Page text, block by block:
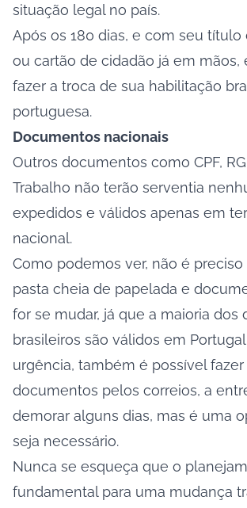
situação legal no país.
Após os 180 dias, e com seu título
ou cartão de cidadão já em mãos,
fazer a troca de sua habilitação
portuguesa.
Documentos nacionais
Outros documentos como CPF,
Trabalho não terão serventia
expedidos e válidos apenas em
nacional.
Como podemos ver, não é
pasta cheia de papelada e
for se mudar, já que a maioria dos
brasileiros são válidos em
urgência, também é possível
documentos pelos correios, a
demorar alguns dias, mas é uma
seja necessário.
Nunca se esqueça que o
fundamental para uma mudança